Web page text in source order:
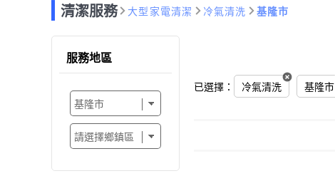
清潔服務 大型家電清潔 冷氣清洗 基隆市
已選擇： 冷氣清洗 基隆市
服務地區